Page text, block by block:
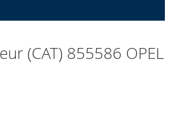
(CAT) 855586 OPEL